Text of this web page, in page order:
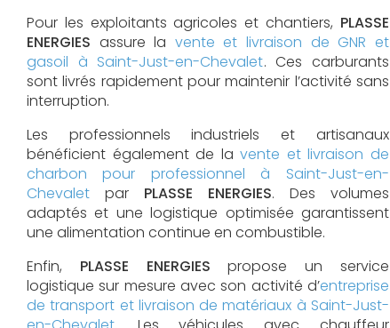
Pour les exploitants agricoles et chantiers, PLASSE
ENERGIES assure la vente et livraison de GNR et
gasoil à Saint-Just-en-Chevalet. Ces carburants
sont livrés rapidement pour maintenir l’activité sans
interruption.
Les professionnels industriels et artisanaux
bénéficient également de lavente et livraison de
charbon pour professionnel à Saint-Just-en-
Chevalet par PLASSE ENERGIES. Des volumes
adaptés et une logistique optimisée garantissent
une alimentation continue en combustible.
Enfin, PLASSE ENERGIES propose un service
logistique sur mesure avec son activité d’entreprise
de transport et livraison de matériaux à Saint-Just-